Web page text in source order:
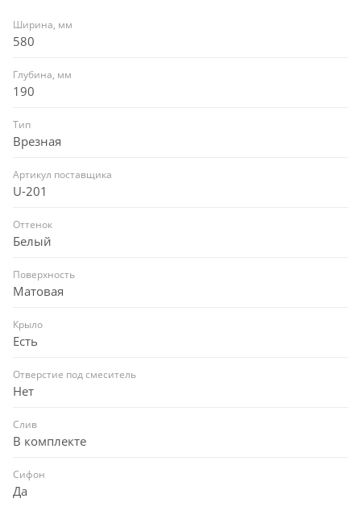
Ширина, мм
580
Глубина, мм
190
Тип
Врезная
Артикул поставщика
U-201
Оттенок
Белый
Поверхность
Матовая
Крыло
Есть
Отверстие под смеситель
Нет
Слив
В комплекте
Сифон
Да